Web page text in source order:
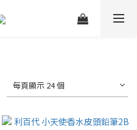
每頁顯示 24 個